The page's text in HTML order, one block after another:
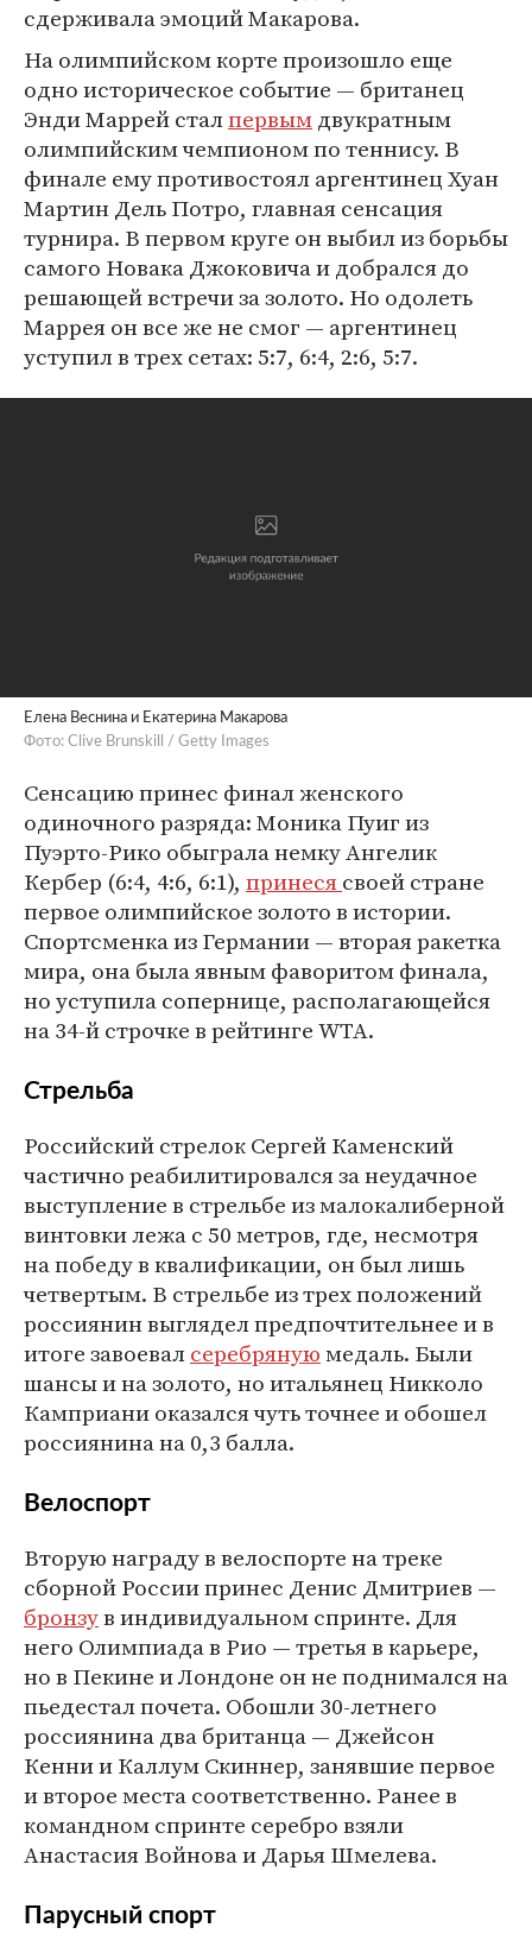
сдерживала эмоций Макарова.
На олимпийском корте произошло еще
одно историческое событие — британец
Энди Маррей сталпервымдвукратным
олимпийским чемпионом по теннису. В
финале ему противостоял аргентинец Хуан
Мартин Дель Потро, главная сенсация
турнира. В первом круге он выбил из борьбы
самого Новака Джоковича и добрался до
решающей встречи за золото. Но одолеть
Маррея он все же не смог — аргентинец
уступил в трех сетах: 5:7, 6:4, 2:6, 5:7.
Елена Веснина и Екатерина Макарова
Фото: Clive Brunskill / Getty Images
Сенсацию принес финал женского
одиночного разряда: Моника Пуиг из
Пуэрто-Рико обыграла немку Ангелик
Кербер (6:4, 4:6, 6:1), принесясвоей стране
первое олимпийское золото в истории.
Спортсменка из Германии — вторая ракетка
мира, она была явным фаворитом финала,
но уступила сопернице, располагающейся
на 34-й строчке в рейтинге WTA.
Стрельба
Российский стрелок Сергей Каменский
частично реабилитировался за неудачное
выступление в стрельбе из малокалиберной
винтовки лежа с 50 метров, где, несмотря
на победу в квалификации, он был лишь
четвертым. В стрельбе из трех положений
россиянин выглядел предпочтительнее и в
итоге завоевалсеребрянуюмедаль. Были
шансы и на золото, но итальянец Никколо
Камприани оказался чуть точнее и обошел
россиянина на 0,3 балла.
Велоспорт
Вторую награду в велоспорте на треке
сборной России принес Денис Дмитриев —
бронзув индивидуальном спринте. Для
него Олимпиада в Рио — третья в карьере,
но в Пекине и Лондоне он не поднимался на
пьедестал почета. Обошли 30-летнего
россиянина два британца — Джейсон
Кенни и Каллум Скиннер, занявшие первое
и второе места соответственно. Ранее в
командном спринте серебро взяли
Анастасия Войнова и Дарья Шмелева.
Парусный спорт